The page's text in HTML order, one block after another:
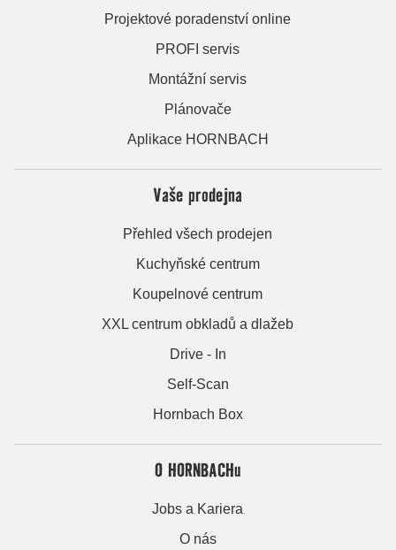
Projektové poradenství online
PROFI servis
Montážní servis
Plánovače
Aplikace HORNBACH
Vaše prodejna
Přehled všech prodejen
Kuchyňské centrum
Koupelnové centrum
XXL centrum obkladů a dlažeb
Drive - In
Self-Scan
Hornbach Box
O HORNBACHu
Jobs a Kariera
O nás